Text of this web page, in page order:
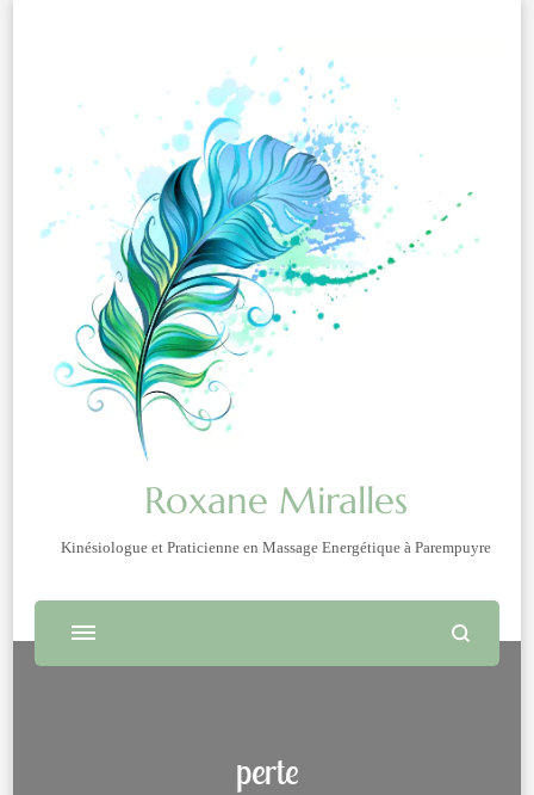
Roxane Miralles
Kinésiologue et Praticienne en Massage Energétique à Parempuyre
perte